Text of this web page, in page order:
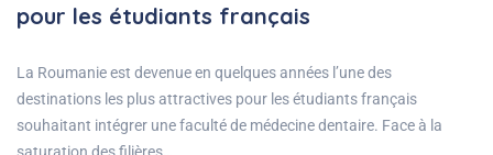
pour les étudiants français
La Roumanie est devenue en quelques années l’une des
destinations les plus attractives pour les étudiants français
souhaitant intégrer une faculté de médecine dentaire. Face à la